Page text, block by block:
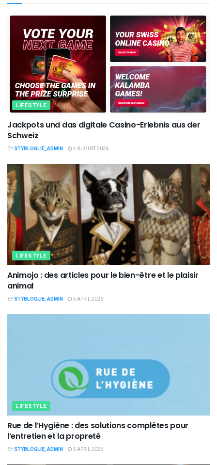
LIFESTYLE
Jackpots und das digitale Casino-Erlebnis aus der
Schweiz
BY STYBLOGLIE_ADMIN 4 AUGUST 2026
LIFESTYLE
Animojo : des articles pour le bien-être et le plaisir
animal
BY STYBLOGLIE_ADMIN 5 APRIL 2026
LIFESTYLE
Rue de l’Hygiène : des solutions complètes pour
l’entretien et la propreté
BY STYBLOGLIE_ADMIN 5 APRIL 2026